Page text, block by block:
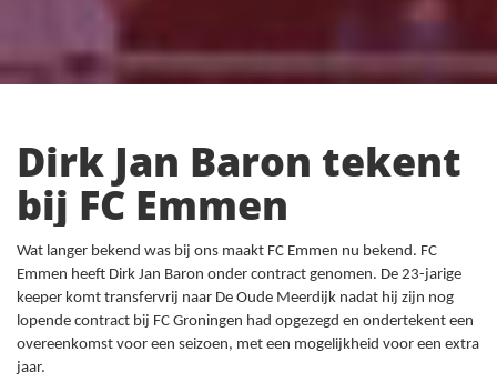
Dirk Jan Baron tekent
bij FC Emmen
Wat langer bekend was bij ons maakt FC Emmen nu bekend. FC
Emmen heeft Dirk Jan Baron onder contract genomen. De 23-jarige
keeper komt transfervrij naar De Oude Meerdijk nadat hij zijn nog
lopende contract bij FC Groningen had opgezegd en ondertekent een
overeenkomst voor een seizoen, met een mogelijkheid voor een extra
jaar.